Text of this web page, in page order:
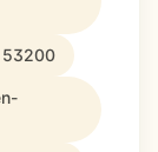
53200